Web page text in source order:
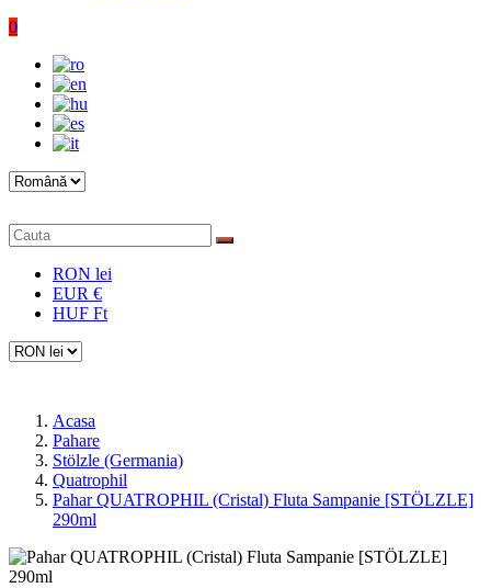
0
RON lei
EUR €
HUF Ft
Acasa
Pahare
Stölzle (Germania)
Quatrophil
Pahar QUATROPHIL (Cristal) Fluta Sampanie [STÖLZLE]
290ml